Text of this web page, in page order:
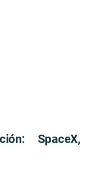
SpaceX,